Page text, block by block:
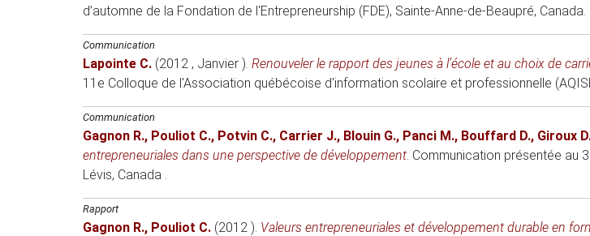
d’automne de la Fondation de l'Entrepreneurship (FDE), Sainte-Anne-de-Beaupré, Canada.
Communication
Lapointe C. (2012 , Janvier ). Renouveler le rapport des jeunes à l’école et au choix de
11e Colloque de l'Association québécoise d'information scolaire et professionnelle
Communication
Gagnon R., Pouliot C., Potvin C., Carrier J., Blouin G., Panci M., Bouffard D., Giroux
entrepreneuriales dans une perspective de développement. Communication présentée au
Lévis, Canada .
Rapport
Gagnon R., Pouliot C. (2012 ). Valeurs entrepreneuriales et développement durable en